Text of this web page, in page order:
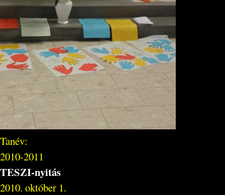
Tanév:
2010-2011
TESZI-nyitás
2010. október 1.